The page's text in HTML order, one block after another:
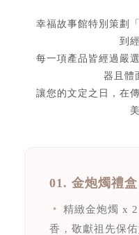
幸福故事館特別策劃
到
每一項產品皆經過嚴
器且體
讓您的文定之日，在
01. 金炮燭禮盒
精緻金炮燭 x 2
香，敬獻祖先保佑